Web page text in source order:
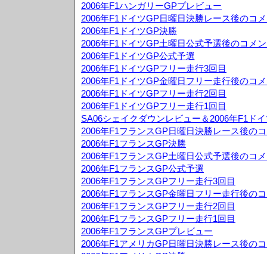
2006年F1ハンガリーGPプレビュー
2006年F1ドイツGP日曜日決勝レース後のコ
2006年F1ドイツGP決勝
2006年F1ドイツGP土曜日公式予選後のコメ
2006年F1ドイツGP公式予選
2006年F1ドイツGPフリー走行3回目
2006年F1ドイツGP金曜日フリー走行後のコ
2006年F1ドイツGPフリー走行2回目
2006年F1ドイツGPフリー走行1回目
SA06シェイクダウンレビュー＆2006年F1ド
2006年F1フランスGP日曜日決勝レース後の
2006年F1フランスGP決勝
2006年F1フランスGP土曜日公式予選後のコ
2006年F1フランスGP公式予選
2006年F1フランスGPフリー走行3回目
2006年F1フランスGP金曜日フリー走行後の
2006年F1フランスGPフリー走行2回目
2006年F1フランスGPフリー走行1回目
2006年F1フランスGPプレビュー
2006年F1アメリカGP日曜日決勝レース後の